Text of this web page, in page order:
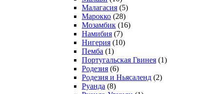
Малагасия (5)
Марокко (28)
Мозамбик (16)
Намибия (7)
Нигерия (10)
Пемба (1)
Португальская Гвинея (1)
Родезия (6)
Родезия и Ньясаленд (2)
Руанда (8)